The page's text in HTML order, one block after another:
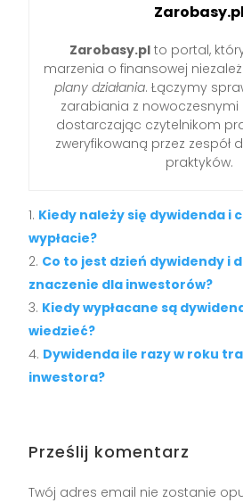
Zarobasy.pl
Zarobasy.pl to portal,
marzenia o finansowej
plany działania. Łączymy
zarabiania z nowoczesnymi
dostarczając czytelnikom
zweryfikowaną przez zespół
praktyków.
Kiedy należy się dywidenda i
wypłacie?
Co to jest dzień dywidendy i
znaczenie dla inwestorów?
Kiedy wypłacane są
wiedzieć?
Dywidenda ile razy w roku
inwestora?
Prześlij komentarz
Twój adres email nie zostanie